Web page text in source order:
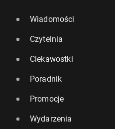
Wiadomości
Czytelnia
Ciekawostki
Poradnik
Promocje
Wydarzenia